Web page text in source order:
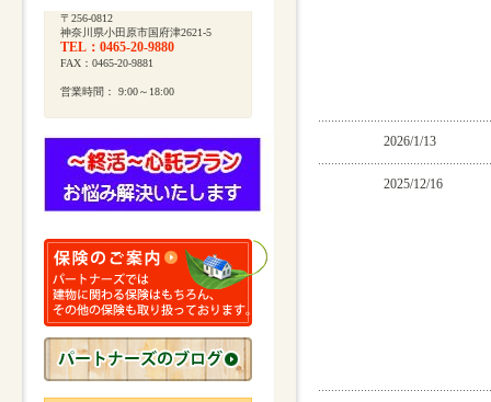
〒256-0812
神奈川県小田原市国府津2621-5
TEL：0465-20-9880
FAX：0465-20-9881
営業時間： 9:00～18:00
見出しが入ります2026/1/13
2025/12/16